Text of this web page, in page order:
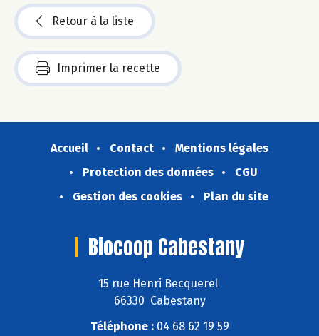
Retour à la liste
Imprimer la recette
Accueil Contact
Mentions légales
Protection des données
CGU
Gestion des cookies
Plan du site
Biocoop Cabestany
15 rue Henri Becquerel
66330 Cabestany
Téléphone :04 68 62 19 59